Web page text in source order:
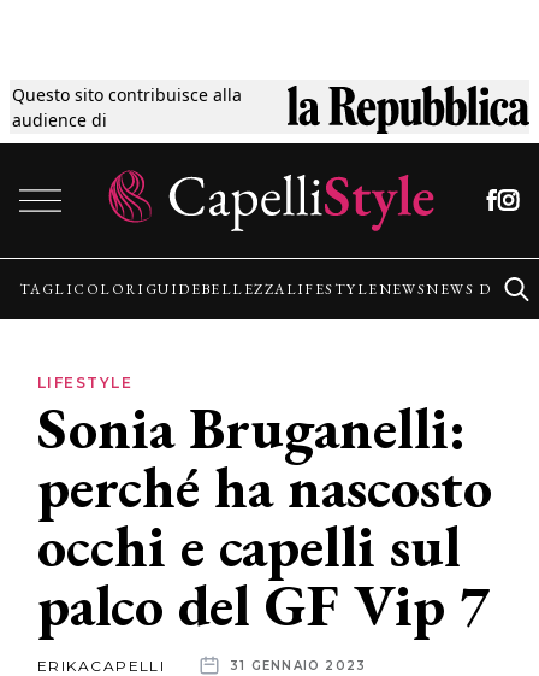
Questo sito contribuisce alla
audience di
Tagli
Colori
Guide
Lifestyle
News
News
dalle
TAGLICOLORI GUIDEBELLEZZALIFESTYLENEWSNEWS
LIFESTYLE
Sonia Bruganelli:
perché ha nascosto
occhi e capelli sul
palco del GF Vip 7
ERIKACAPELLI 31 GENNAIO 2023